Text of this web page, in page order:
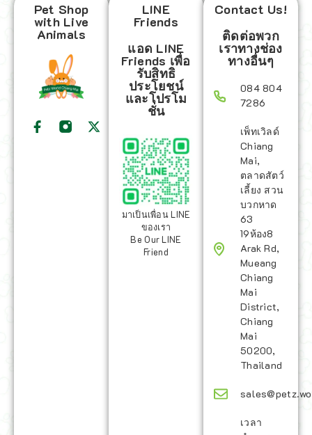
Pet Shop
with Live
Animals
LINE
Friends
แอด LINE
Friends เพื่อ
รับสิทธิ
ประโยชน์
และโปรโม
ชั่น
มาเป็นเพื่อน LINE
ของเรา
Be Our LINE
Friend
Contact Us!
ติดต่อพวก
เราทางช่อง
ทางอื่นๆ
084 804
7286
เพ็ทเวิลด์
Chiang
Mai,
ตลาดสัตว์
เลี้ยง สวน
บวกหาด
63
19ห้อง8
Arak Rd,
Mueang
Chiang
Mai
District,
Chiang
Mai
50200,
Thailand
เวลา